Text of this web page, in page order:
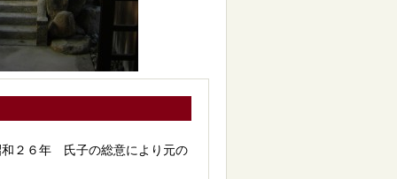
和２６年 氏子の総意により元の